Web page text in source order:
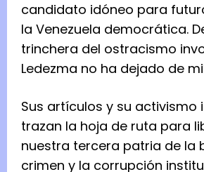
candidato idóneo para
la Venezuela democrática.
trinchera del ostracismo
Ledezma no ha dejado de
Sus artículos y su activismo
trazan la hoja de ruta para
nuestra tercera patria de la
crimen y la corrupción